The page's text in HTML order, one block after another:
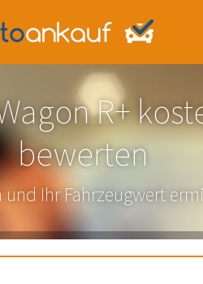
R+
bewerten
und Ihr Fahrzeugwert